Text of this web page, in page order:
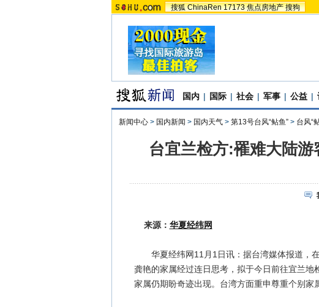
搜狐 ChinaRen 17173 焦点房地产 搜狗
国内 | 国际 | 社会 | 军事 | 公益 |
新闻中心 > 国内新闻 > 国内天气 > 第13号台风“鲇鱼” > 台风“
台宜兰检方:罹难大陆
来源： 华夏经纬网
华夏经纬网11月1日讯：据台湾媒体报道，在
龚艳的家属经过连日思考，拟于今日前往宜兰
家属仍期盼奇迹出现。台湾方面重申尊重个别家